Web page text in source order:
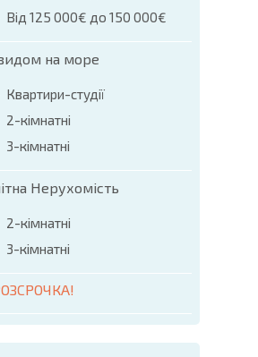
Від 125 000€ до 150 000€
на море
Квартири-студії
2-кімнатні
3-кімнатні
Нерухомість
2-кімнатні
3-кімнатні